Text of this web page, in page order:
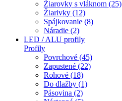
Žiarovky s vláknom (25)
Žiarivky (12)
Spájkovanie (8)
Náradie (2)
LED / ALU profily
Profily
Povrchové (45)
Zapustené (22)
Rohové (18)
Do dlažby (1)
Pásovina (2)